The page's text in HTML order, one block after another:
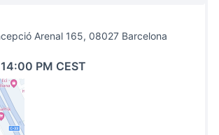
Arenal 165, 08027 Barcelona
14:00 PM CEST